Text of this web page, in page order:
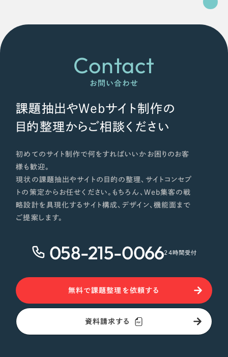
Contact
お問い合わせ
課題抽出やWebサイト制作の
目的整理からご相談ください
初めてのサイト制作で何をすればいいかお困りのお客
様も歓迎。
現状の課題抽出やサイトの目的の整理、サイトコンセプ
トの策定からお任せください。もちろん、Web集客の戦
略設計を具現化するサイト構成、デザイン、機能面まで
ご提案します。
058-215-006624時間受付
無料で課題整理を依頼する
資料請求する